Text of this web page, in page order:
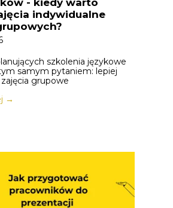
- kiedy warto
indywidualne
szkolenia językowe
samym pytaniem: lepiej
grupowe
→